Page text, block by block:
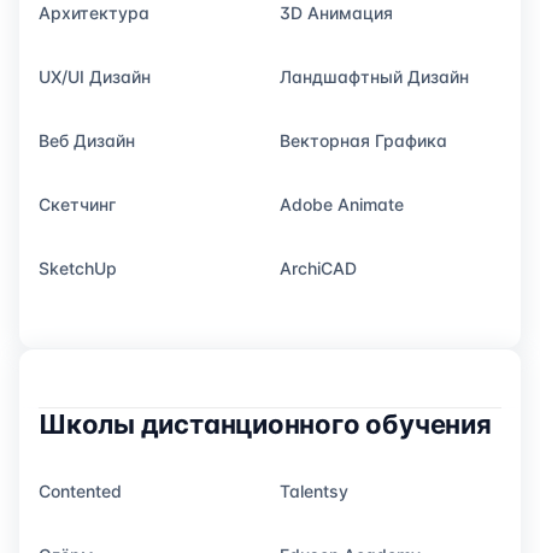
Архитектура 3D Анимация
UX/UI Дизайн Ландшафтный Дизайн
Веб Дизайн Векторная Графика
Скетчинг Adobe Animate
SketchUp ArchiCAD
Школы дистанционного обучения
Contented Talentsy